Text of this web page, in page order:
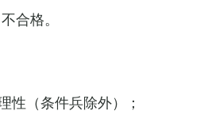
合格。
性（条件兵除外）；